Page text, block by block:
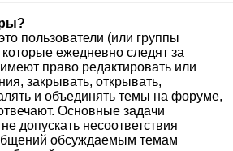
пользователи (или группы
которые ежедневно следят за
право редактировать или
закрывать, открывать,
и объединять темы на форуме,
Основные задачи
допускать несоответствия
обсуждаемым темам